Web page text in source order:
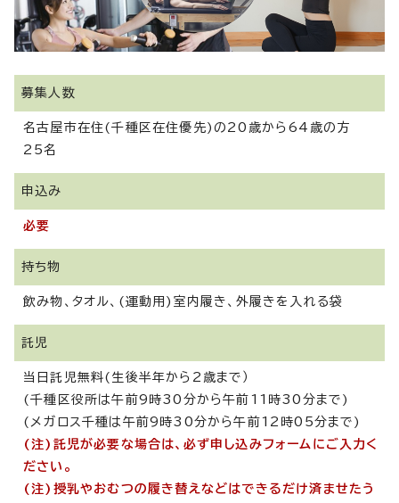
募集人数
名古屋市在住(千種区在住優先)の20歳から64歳の方
25名
申込み
必要
持ち物
飲み物、タオル、(運動用)室内履き、外履きを入れる袋
託児
当日託児無料(生後半年から2歳まで）
(千種区役所は午前9時30分から午前11時30分まで)
(メガロス千種は午前9時30分から午前12時05分まで)
(注)託児が必要な場合は、必ず申し込みフォームにご入力く
ださい。
(注)授乳やおむつの履き替えなどはできるだけ済ませたう